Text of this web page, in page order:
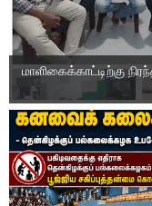
மாளிகைக்காட்டிற்கு